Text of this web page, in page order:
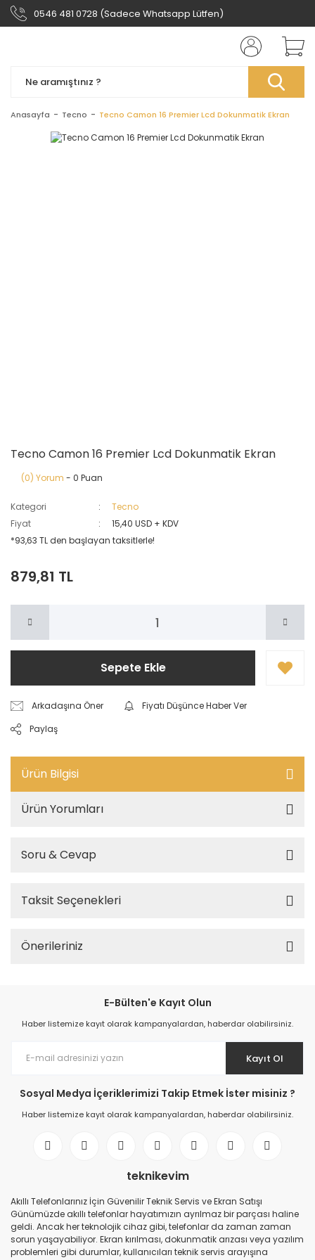
0546 481 0728 (Sadece Whatsapp Lütfen)
Anasayfa Tecno Tecno Camon 16 Premier Lcd Dokunmatik Ekran
Tecno Camon 16 Premier Lcd Dokunmatik Ekran
(0) Yorum - 0 Puan
Kategori
Tecno
Fiyat
15,40 USD + KDV
*93,63 TL den başlayan taksitlerle!
879,81 TL
Sepete Ekle
Arkadaşına Öner
Fiyatı Düşünce Haber Ver
Paylaş
Ürün Bilgisi
Ürün Yorumları
Soru & Cevap
Taksit Seçenekleri
Önerileriniz
E-Bülten'e Kayıt Olun
Haber listemize kayıt olarak kampanyalardan, haberdar olabilirsiniz.
Kayıt Ol
Sosyal Medya İçeriklerimizi Takip Etmek İster misiniz ?
Haber listemize kayıt olarak kampanyalardan, haberdar olabilirsiniz.
teknikevim
Akıllı Telefonlarınız İçin Güvenilir Teknik Servis ve Ekran Satışı
Günümüzde akıllı telefonlar hayatımızın ayrılmaz bir parçası haline
geldi. Ancak her teknolojik cihaz gibi, telefonlar da zaman zaman
sorun yaşayabiliyor. Ekran kırılması, dokunmatik arızası veya yazılım
problemleri gibi durumlar, kullanıcıları teknik servis arayışına